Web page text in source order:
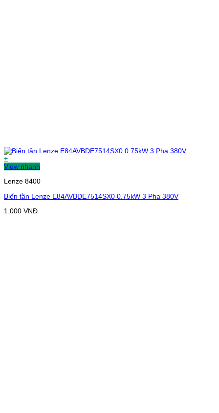
+
View nhanh
Lenze 8400
Biến tần Lenze E84AVBDE7514SX0 0.75kW 3 Pha 380V
1.000 VNĐ